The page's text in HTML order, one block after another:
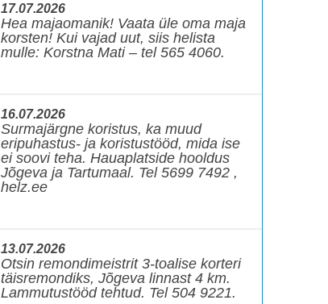
17.07.2026
Hea majaomanik! Vaata üle oma maja
korsten! Kui vajad uut, siis helista
mulle: Korstna Mati – tel 565 4060.
16.07.2026
Surmajärgne koristus, ka muud
eripuhastus- ja koristustööd, mida ise
ei soovi teha. Hauaplatside hooldus
Jõgeva ja Tartumaal. Tel 5699 7492 ,
helz.ee
13.07.2026
Otsin remondimeistrit 3-toalise korteri
täisremondiks, Jõgeva linnast 4 km.
Lammutustööd tehtud. Tel 504 9221.